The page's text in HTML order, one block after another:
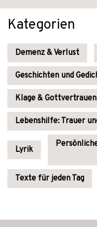
Kategorien
Demenz & Verlust
Geschichten und
Klage & Gottvertrauen
Lebenshilfe: Trauer
Lyrik
Texte für jeden Tag